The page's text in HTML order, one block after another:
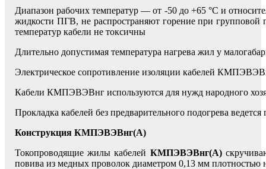
Диапазон рабочих температур — от -50 до +65 °С и
жидкости ПГВ, не распространяют горение при групповой
температур кабели не токсичны
Длительно допустимая температура нагрева жил у
Электрическое сопротивление изоляции кабелей
Кабели КМПЭВЭВнг используются для нужд народного
Прокладка кабелей без предварительного подогрева
Конструкция КМПЭВЭВнг(А)
Токопроводящие жилы кабелей КМПЭВЭВнг(А)
повива из медных проволок диаметром 0,13 мм плотностью